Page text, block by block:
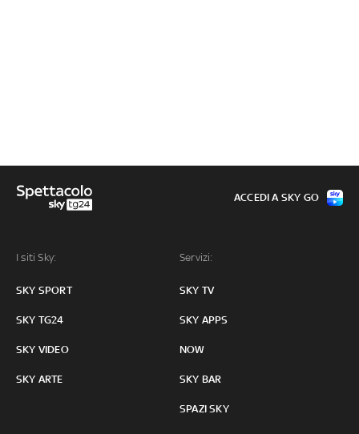
I siti Sky:
SKY SPORT
SKY TG24
SKY VIDEO
SKY ARTE
Servizi:
SKY TV
SKY APPS
NOW
SKY BAR
SPAZI SKY
ACCEDI A SKY GO